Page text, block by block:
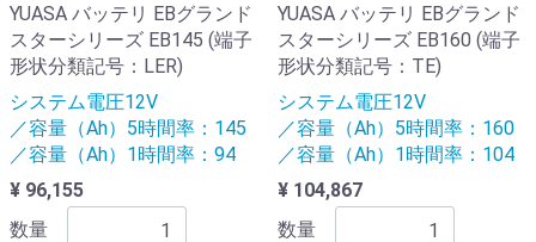
YUASA バッテリ EBグランド
スターシリーズ EB145 (端子
形状分類記号：LER)
システム電圧12V
／容量（Ah）5時間率：145
／容量（Ah）1時間率：94
¥ 96,155
数量
YUASA バッテリ EBグランド
スターシリーズ EB160 (端子
形状分類記号：TE)
システム電圧12V
／容量（Ah）5時間率：160
／容量（Ah）1時間率：104
¥ 104,867
数量